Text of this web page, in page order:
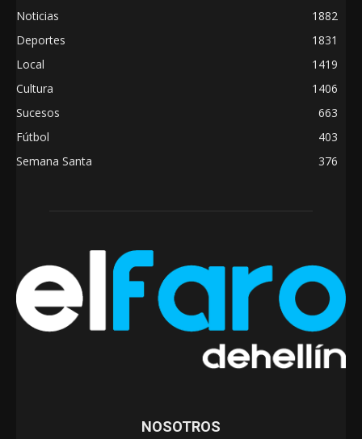
Noticias
1882
Deportes
1831
Local
1419
Cultura
1406
Sucesos
663
Fútbol
403
Semana Santa
376
NOSOTROS